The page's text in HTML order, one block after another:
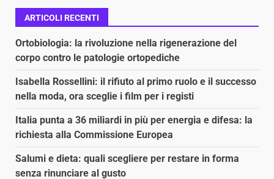
ARTICOLI RECENTI
Ortobiologia: la rivoluzione nella rigenerazione del
corpo contro le patologie ortopediche
Isabella Rossellini: il rifiuto al primo ruolo e il successo
nella moda, ora sceglie i film per i registi
Italia punta a 36 miliardi in più per energia e difesa: la
richiesta alla Commissione Europea
Salumi e dieta: quali scegliere per restare in forma
senza rinunciare al gusto